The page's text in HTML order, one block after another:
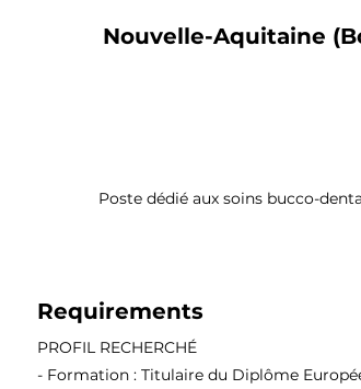
Nouvelle-Aquitaine
Poste dédié aux soins bucco-
Requirements
PROFIL RECHERCHÉ
- Formation : Titulaire du Diplôme